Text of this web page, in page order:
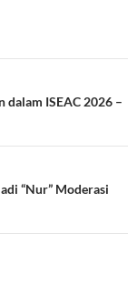
dalam ISEAC 2026 –
“Nur” Moderasi